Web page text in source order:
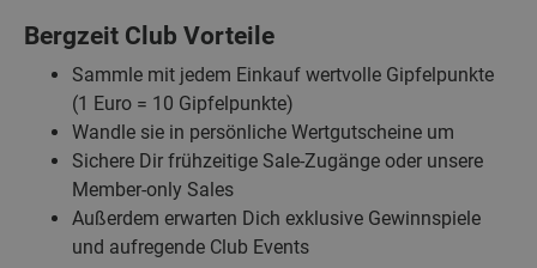
Bergzeit Club Vorteile
Sammle mit jedem Einkauf wertvolle Gipfelpunkte
(1 Euro = 10 Gipfelpunkte)
Wandle sie in persönliche Wertgutscheine um
Sichere Dir frühzeitige Sale-Zugänge oder unsere
Member-only Sales
Außerdem erwarten Dich exklusive Gewinnspiele
und aufregende Club Events